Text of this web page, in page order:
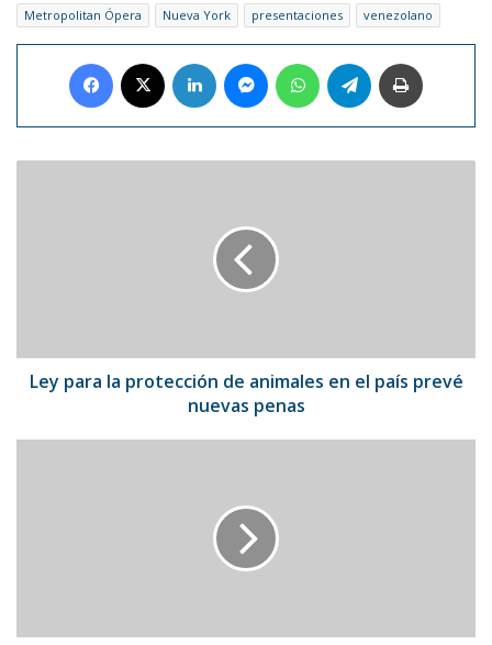
Metropolitan Ópera
Nueva York presentaciones venezolano
Facebook LinkedIn MessengerWhatsAppTelegram
país
prevé
Ley para la protección de animales en el país prevé
nuevas penas
el